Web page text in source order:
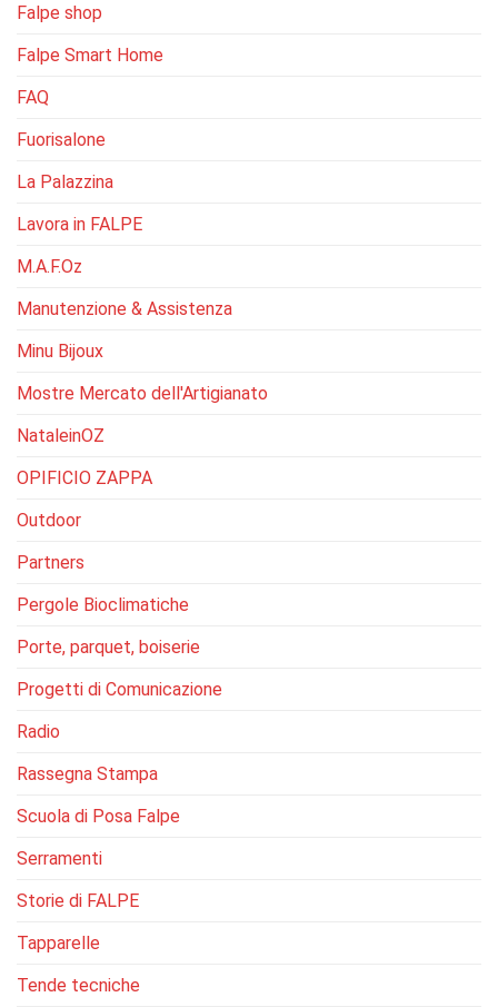
Falpe shop
Falpe Smart Home
FAQ
Fuorisalone
La Palazzina
Lavora in FALPE
M.A.F.Oz
Manutenzione & Assistenza
Minu Bijoux
Mostre Mercato dell'Artigianato
NataleinOZ
OPIFICIO ZAPPA
Outdoor
Partners
Pergole Bioclimatiche
Porte, parquet, boiserie
Progetti di Comunicazione
Radio
Rassegna Stampa
Scuola di Posa Falpe
Serramenti
Storie di FALPE
Tapparelle
Tende tecniche